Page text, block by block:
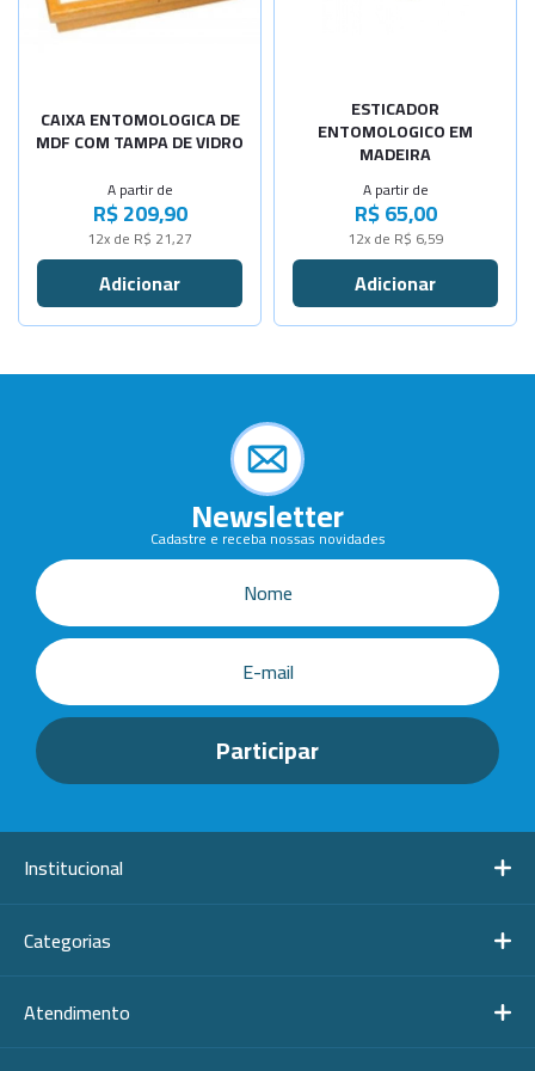
CAIXA ENTOMOLOGICA DE
MDF COM TAMPA DE VIDRO
A partir de
R$ 209,90
12x de R$ 21,27
ESTICADOR
ENTOMOLOGICO EM
MADEIRA
A partir de
R$ 65,00
12x de R$ 6,59
Newsletter
Cadastre e receba nossas novidades
Institucional
Categorias
Atendimento